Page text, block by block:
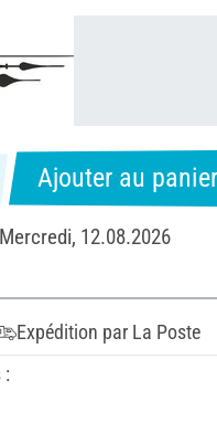
Ajouter au
12.08.2026
Expédition par La Poste
: